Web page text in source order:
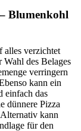
Blumenkohl
alles verzichtet
des Belages
verringern
kann ein
einfach das
dünnere Pizza
kann
für den